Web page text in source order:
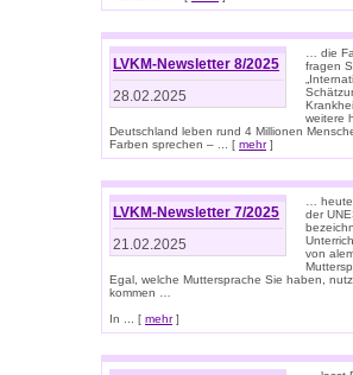
LVKM-Newsletter 8/2025
28.02.2025
… die
fragen
weitere
Deutschland leben rund 4 Millionen
Farben sprechen – ... [ mehr]
LVKM-Newsletter 7/2025
21.02.2025
…
der
von
Egal, welche Muttersprache Sie haben,
kommen …
In ... [ mehr]